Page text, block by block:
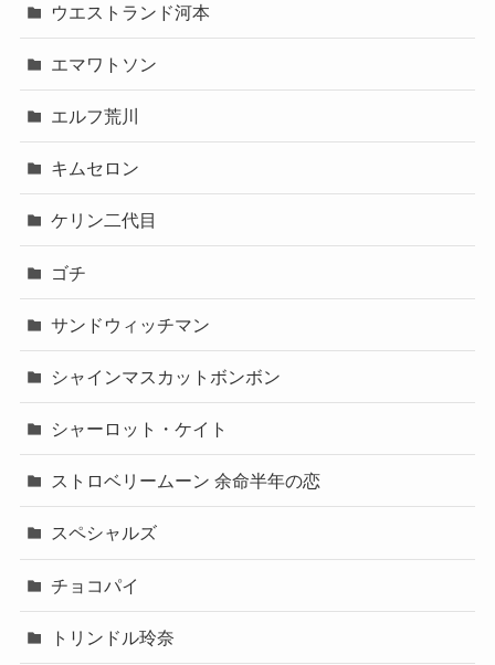
ウエストランド河本
エマワトソン
エルフ荒川
キムセロン
ケリン二代目
ゴチ
サンドウィッチマン
シャインマスカットボンボン
シャーロット・ケイト
ストロベリームーン 余命半年の恋
スペシャルズ
チョコパイ
トリンドル玲奈